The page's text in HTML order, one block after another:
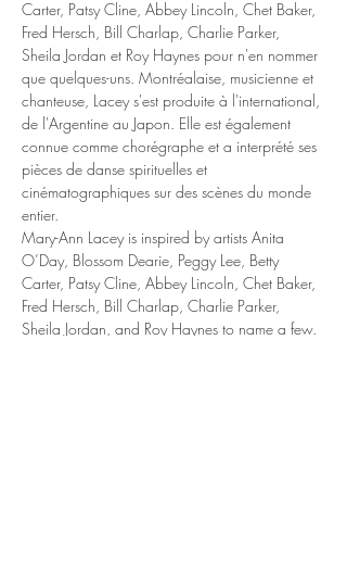
Carter, Patsy Cline, Abbey Lincoln, Chet Baker,
Fred Hersch, Bill Charlap, Charlie Parker,
Sheila Jordan et Roy Haynes pour n'en nommer
que quelques-uns. Montréalaise, musicienne et
chanteuse, Lacey s'est produite à l'international,
de l'Argentine au Japon. Elle est également
connue comme chorégraphe et a interprété ses
pièces de danse spirituelles et
cinématographiques sur des scènes du monde
entier.
Mary-Ann Lacey is inspired by artists Anita
O’Day, Blossom Dearie, Peggy Lee, Betty
Carter, Patsy Cline, Abbey Lincoln, Chet Baker,
Fred Hersch, Bill Charlap, Charlie Parker,
Sheila Jordan, and Roy Haynes to name a few.